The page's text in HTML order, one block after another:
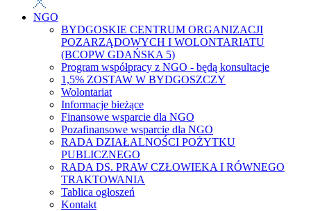
NGO
BYDGOSKIE CENTRUM ORGANIZACJI
POZARZĄDOWYCH I WOLONTARIATU
(BCOPW GDAŃSKA 5)
Program współpracy z NGO - będą konsultacje
1,5% ZOSTAW W BYDGOSZCZY
Wolontariat
Informacje bieżące
Finansowe wsparcie dla NGO
Pozafinansowe wsparcie dla NGO
RADA DZIAŁALNOŚCI POŻYTKU
PUBLICZNEGO
RADA DS. PRAW CZŁOWIEKA I RÓWNEGO
TRAKTOWANIA
Tablica ogłoszeń
Kontakt